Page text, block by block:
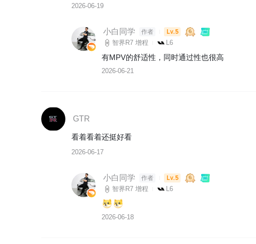
2026-06-19
小白同学 作者 Lv.5
智界R7 增程 L6
有MPV的舒适性，同时通过性也很高
2026-06-21
GTR
看着看着还挺好看
2026-06-17
小白同学 作者 Lv.5
智界R7 增程 L6
2026-06-18